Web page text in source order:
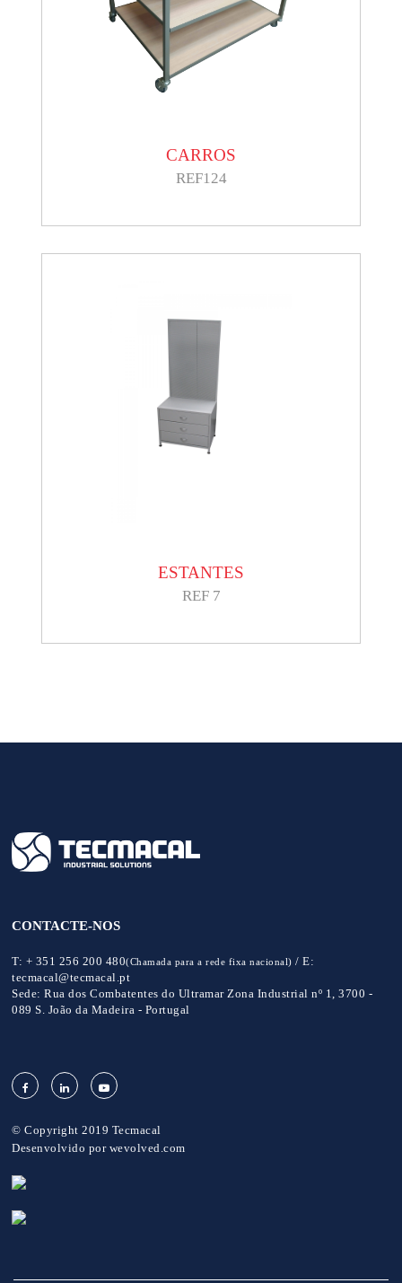
CARROS
REF124
ESTANTES
REF 7
CONTACTE-NOS
T: + 351 256 200 480(Chamada para a rede fixa nacional) /E:
tecmacal@tecmacal.pt
Sede: Rua dos Combatentes do Ultramar Zona Industrial nº 1, 3700 -
089 S. João da Madeira - Portugal
© Copyright 2019 Tecmacal
Desenvolvido por wevolved.com